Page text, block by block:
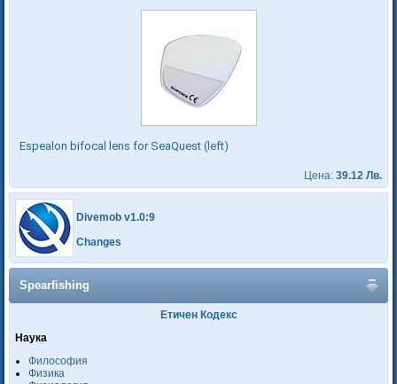
Espealon bifocal lens for SeaQuest (left)
Цена: 39.12 Лв.
Divemob v1.0:9
Changes
Spearfishing
Етичен Кодекс
Наука
Философия
Физика